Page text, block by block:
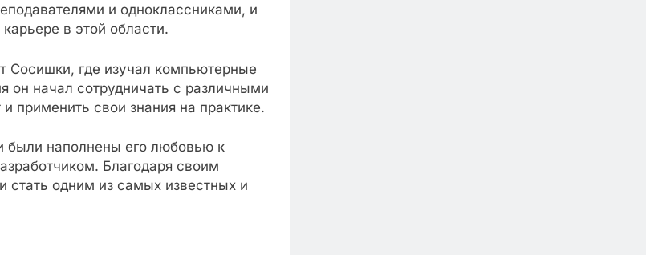
и одноклассниками, и
в этой области.
Сосишки, где изучал компьютерные
он начал сотрудничать с различными
применить свои знания на практике.
были наполнены его любовью к
Благодаря своим
стать одним из самых известных и